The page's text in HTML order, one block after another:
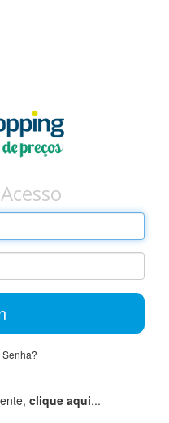
cliente, clique aqui...